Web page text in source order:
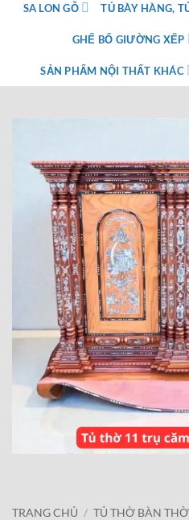
SA LON GỖ TỦ BÀY HÀNG,
GHẾ BỐ GIƯỜNG XẾP
SẢN PHẨM NỘI THẤT KHÁC
TRANG CHỦ / TỦ THỜ BÀN THỜ